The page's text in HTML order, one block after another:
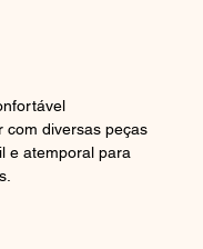
com diversas peças
e atemporal para